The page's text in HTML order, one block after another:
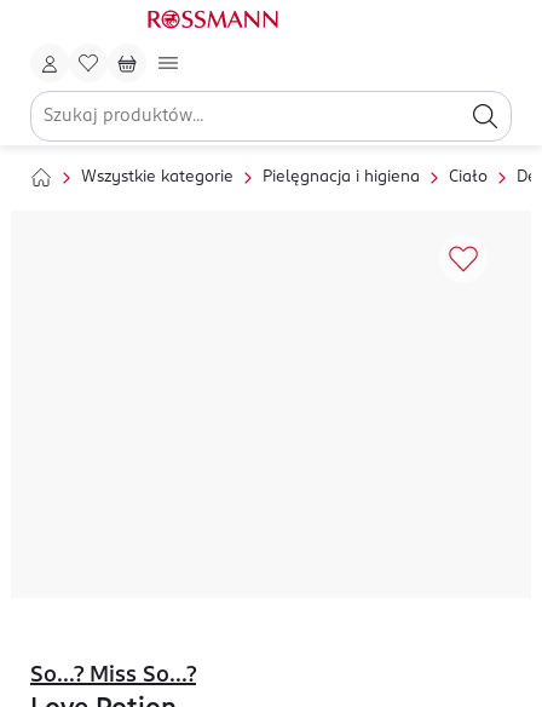
Wszystkie kategorie Pielęgnacja i higiena Ciało
So...? Miss So...?